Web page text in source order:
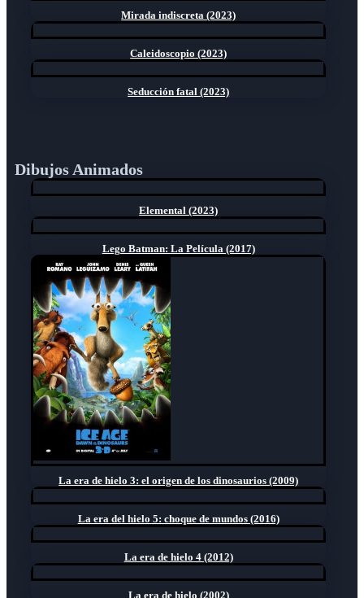
Mirada indiscreta (2023)
Caleidoscopio (2023)
Seducción fatal (2023)
Dibujos Animados
Elemental (2023)
Lego Batman: La Película (2017)
La era de hielo 3: el origen de los dinosaurios (2009)
La era del hielo 5: choque de mundos (2016)
La era de hielo 4 (2012)
La era de hielo (2002)